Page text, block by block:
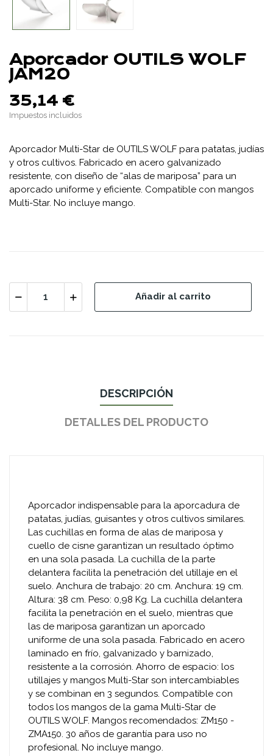
Aporcador OUTILS WOLF
JAM20
35,14 €
Impuestos incluidos
Aporcador Multi-Star de OUTILS WOLF para patatas, judías
y otros cultivos. Fabricado en acero galvanizado
resistente, con diseño de “alas de mariposa” para un
aporcado uniforme y eficiente. Compatible con mangos
Multi-Star. No incluye mango.
Añadir al carrito
DESCRIPCIÓN
DETALLES DEL PRODUCTO
Aporcador indispensable para la aporcadura de
patatas, judías, guisantes y otros cultivos similares.
Las cuchillas en forma de alas de mariposa y
cuello de cisne garantizan un resultado óptimo
en una sola pasada. La cuchilla de la parte
delantera facilita la penetración del utillaje en el
suelo. Anchura de trabajo: 20 cm. Anchura: 19 cm.
Altura: 38 cm. Peso: 0,98 Kg. La cuchilla delantera
facilita la penetración en el suelo, mientras que
las de mariposa garantizan un aporcado
uniforme de una sola pasada. Fabricado en acero
laminado en frío, galvanizado y barnizado,
resistente a la corrosión. Ahorro de espacio: los
utillajes y mangos Multi-Star son intercambiables
y se combinan en 3 segundos. Compatible con
todos los mangos de la gama Multi-Star de
OUTILS WOLF. Mangos recomendados: ZM150 -
ZMA150. 30 años de garantía para uso no
profesional. No incluye mango.